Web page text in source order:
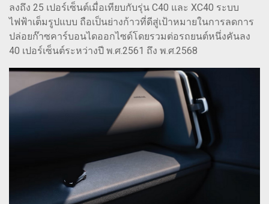
ลงถึง 25 เปอร์เซ็นต์เมื่อเทียบกับรุ่น C40 และ XC40 ระบบ
ไฟฟ้าเต็มรูปแบบ ถือเป็นย่างก้าวที่ดีสู่เป้าหมายในการลดการ
ปล่อยก๊าซคาร์บอนไดออกไซด์โดยรวมต่อรถยนต์หนึ่งคันลง
40 เปอร์เซ็นต์ระหว่างปี พ.ศ.2561 ถึง พ.ศ.2568